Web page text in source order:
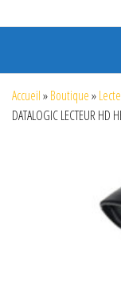
Accueil»Boutique»
DATALOGIC LECTEUR HD